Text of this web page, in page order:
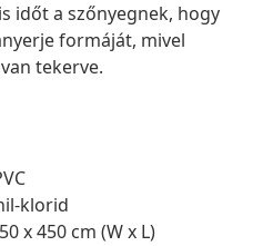
időt a szőnyegnek, hogy
formáját, mivel
tekerve.
klorid
x 450 cm (W x L)